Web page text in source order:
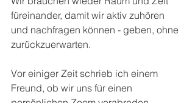
füreinander, damit wir aktiv zuhören
und nachfragen können - geben, ohne
zurückzuerwarten.
Vor einiger Zeit schrieb ich einem
Freund, ob wir uns für einen